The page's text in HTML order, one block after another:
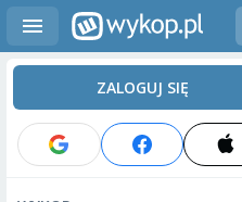
ZALOGUJ SIĘ